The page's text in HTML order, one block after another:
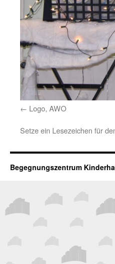
Logo, AWO
Setze ein Lesezeichen für
Begegnungszentrum